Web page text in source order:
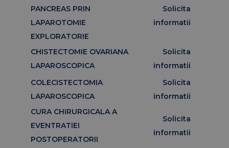
PANCREAS PRIN
LAPAROTOMIE
EXPLORATORIE
Solicita
informatii
CHISTECTOMIE OVARIANA
LAPAROSCOPICA
Solicita
informatii
COLECISTECTOMIA
LAPAROSCOPICA
Solicita
informatii
CURA CHIRURGICALA A
EVENTRATIEI
POSTOPERATORII
Solicita
informatii